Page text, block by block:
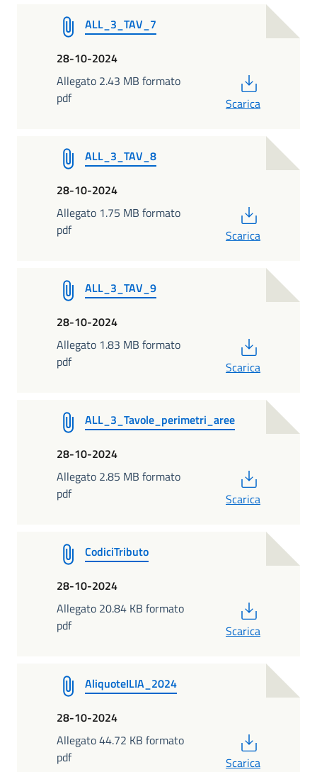
ALL_3_TAV_7
28-10-2024
Allegato 2.43 MB formato
pdf
Scarica
ALL_3_TAV_8
28-10-2024
Allegato 1.75 MB formato
pdf
Scarica
ALL_3_TAV_9
28-10-2024
Allegato 1.83 MB formato
pdf
Scarica
ALL_3_Tavole_perimetri_aree
28-10-2024
Allegato 2.85 MB formato
pdf
Scarica
CodiciTributo
28-10-2024
Allegato 20.84 KB formato
pdf
Scarica
AliquoteILIA_2024
28-10-2024
Allegato 44.72 KB formato
pdf
Scarica